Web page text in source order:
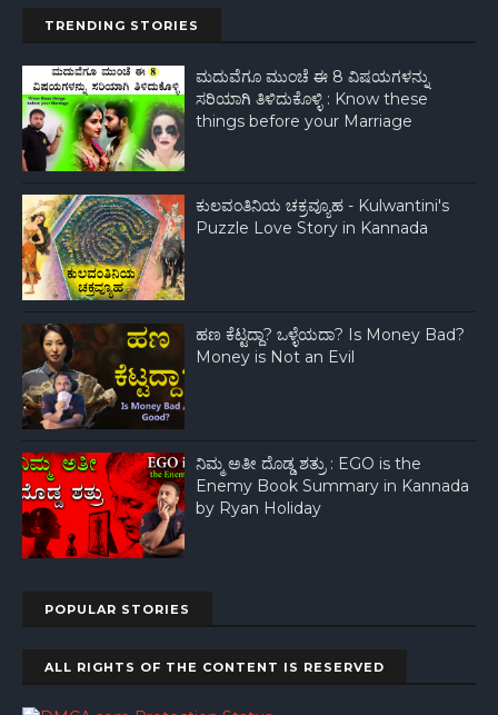
TRENDING STORIES
ಮದುವೆಗೂ ಮುಂಚೆ ಈ 8 ವಿಷಯಗಳನ್ನು
ಸರಿಯಾಗಿ ತಿಳಿದುಕೊಳ್ಳಿ : Know these
things before your Marriage
ಕುಲವಂತಿನಿಯ ಚಕ್ರವ್ಯೂಹ - Kulwantini's
Puzzle Love Story in Kannada
ಹಣ ಕೆಟ್ಟದ್ದಾ? ಒಳ್ಳೆಯದಾ? Is Money Bad?
Money is Not an Evil
ನಿಮ್ಮ ಅತೀ ದೊಡ್ಡ ಶತ್ರು : EGO is the
Enemy Book Summary in Kannada
by Ryan Holiday
POPULAR STORIES
ALL RIGHTS OF THE CONTENT IS RESERVED